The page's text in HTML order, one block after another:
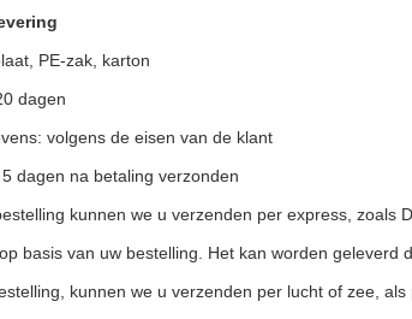
PE-zak, karton
dagen
volgens de eisen van de klant
dagen na betaling verzonden
kunnen we u verzenden per express, zoals
basis van uw bestelling. Het kan worden geleverd
kunnen we u verzenden per lucht of zee,